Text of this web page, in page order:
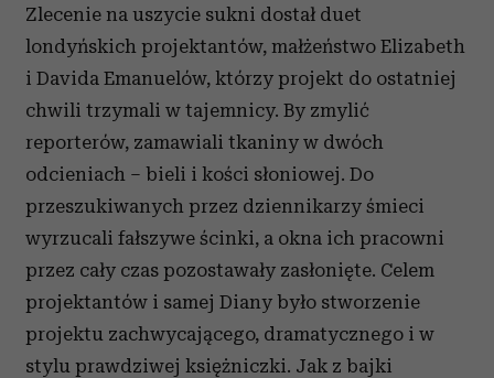
Zlecenie na uszycie sukni dostał duet
londyńskich projektantów, małżeństwo Elizabeth
i Davida Emanuelów, którzy projekt do ostatniej
chwili trzymali w tajemnicy. By zmylić
reporterów, zamawiali tkaniny w dwóch
odcieniach – bieli i kości słoniowej. Do
przeszukiwanych przez dziennikarzy śmieci
wyrzucali fałszywe ścinki, a okna ich pracowni
przez cały czas pozostawały zasłonięte. Celem
projektantów i samej Diany było stworzenie
projektu zachwycającego, dramatycznego i w
stylu prawdziwej księżniczki. Jak z bajki